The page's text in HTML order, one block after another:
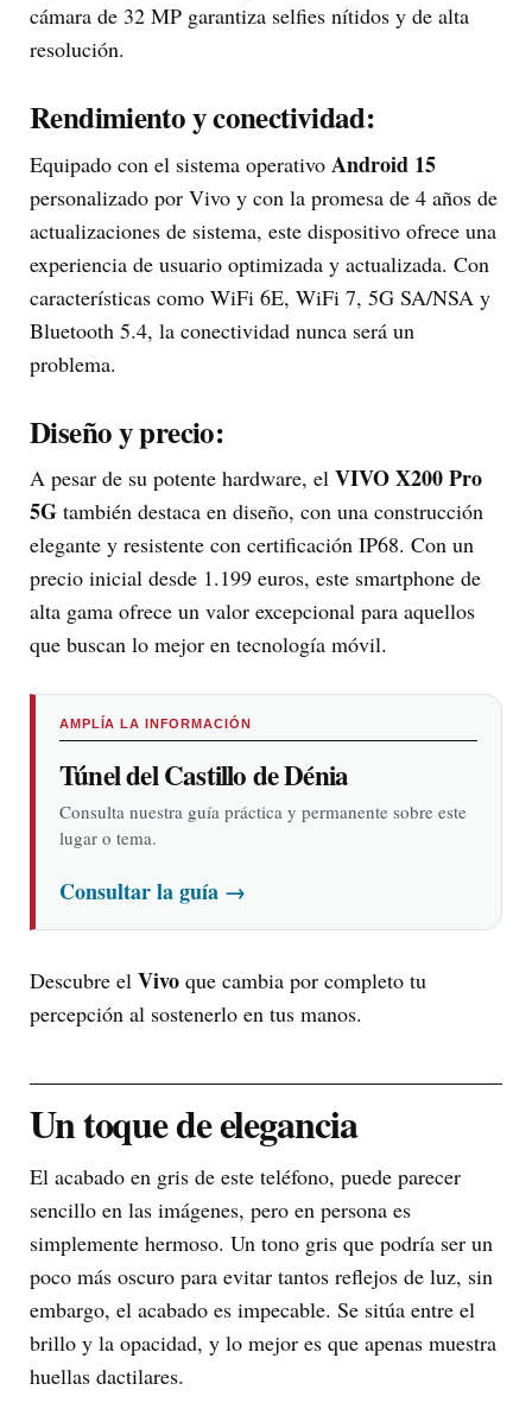
cámara de 32 MP garantiza selfies nítidos y de alta
resolución.
Rendimiento y conectividad:
Equipado con el sistema operativo Android 15
personalizado por Vivo y con la promesa de 4 años de
actualizaciones de sistema, este dispositivo ofrece una
experiencia de usuario optimizada y actualizada. Con
características como WiFi 6E, WiFi 7, 5G SA/NSA y
Bluetooth 5.4, la conectividad nunca será un
problema.
Diseño y precio:
A pesar de su potente hardware, el VIVO X200 Pro
5G también destaca en diseño, con una construcción
elegante y resistente con certificación IP68. Con un
precio inicial desde 1.199 euros, este smartphone de
alta gama ofrece un valor excepcional para aquellos
que buscan lo mejor en tecnología móvil.
AMPLÍA LA INFORMACIÓN
Túnel del Castillo de Dénia
Consulta nuestra guía práctica y permanente sobre este
lugar o tema.
Consultar la guía →
Descubre el Vivo que cambia por completo tu
percepción al sostenerlo en tus manos.
Un toque de elegancia
El acabado en gris de este teléfono, puede parecer
sencillo en las imágenes, pero en persona es
simplemente hermoso. Un tono gris que podría ser un
poco más oscuro para evitar tantos reflejos de luz, sin
embargo, el acabado es impecable. Se sitúa entre el
brillo y la opacidad, y lo mejor es que apenas muestra
huellas dactilares.